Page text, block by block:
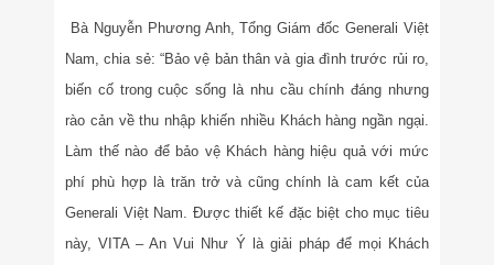
Bà Nguyễn Phương Anh, Tổng Giám đốc Generali Việt
Nam, chia sẻ: “Bảo vệ bản thân và gia đình trước rủi ro,
biến cố trong cuộc sống là nhu cầu chính đáng nhưng
rào cản về thu nhập khiến nhiều Khách hàng ngần ngại.
Làm thế nào để bảo vệ Khách hàng hiệu quả với mức
phí phù hợp là trăn trở và cũng chính là cam kết của
Generali Việt Nam. Được thiết kế đặc biệt cho mục tiêu
này, VITA – An Vui Như Ý là giải pháp để mọi Khách